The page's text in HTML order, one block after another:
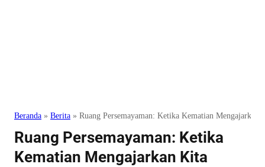
Beranda » Berita » Ruang Persemayaman: Ketika Kematian Mengajarkan
Ruang Persemayaman: Ketika
Kematian Mengajarkan Kita